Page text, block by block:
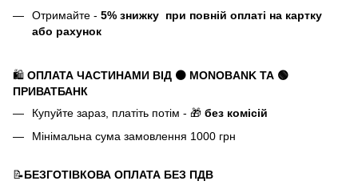
Отримайте - 5% знижку при повній оплаті на картку
або рахунок
🛍️ ОПЛАТА ЧАСТИНАМИ ВІД ⚫ MONOBANK ТА 🟢
ПРИВАТБАНК
Купуйте зараз, платіть потім - 🎁 без комісій
Мінімальна сума замовлення 1000 грн
📝БЕЗГОТІВКОВА ОПЛАТА БЕЗ ПДВ